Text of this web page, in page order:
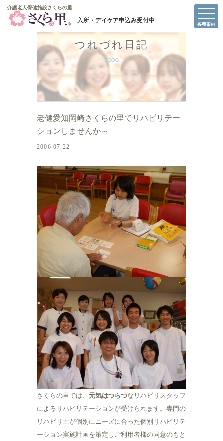
各種案内
介護老人保健施設さくらの里
介護老人保健施設さくらの里
つれづれ日記
BLOG
老健愛知岡崎さくらの里でリハビリテー
ションしませんか～
2006.07.22
さくらの里では、 元気はつらつなリハビリスタッフ
によるリハビリテーションが受けられます。専門の
リハビリ士が個別にニーズに合った個別リハビリテ
ーション実施計画を策定しご利用者様の同意のもと